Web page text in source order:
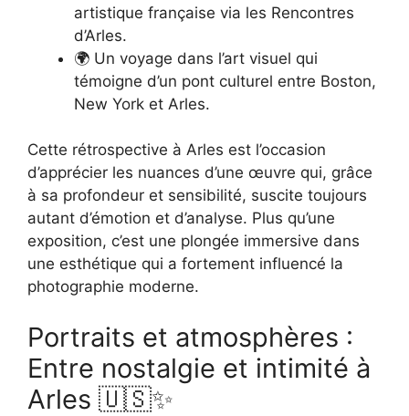
artistique française via les Rencontres
d’Arles.
🌍 Un voyage dans l’art visuel qui
témoigne d’un pont culturel entre Boston,
New York et Arles.
Cette rétrospective à Arles est l’occasion
d’apprécier les nuances d’une œuvre qui, grâce
à sa profondeur et sensibilité, suscite toujours
autant d’émotion et d’analyse. Plus qu’une
exposition, c’est une plongée immersive dans
une esthétique qui a fortement influencé la
photographie moderne.
Portraits et atmosphères :
Entre nostalgie et intimité à
Arles 🇺🇸✨